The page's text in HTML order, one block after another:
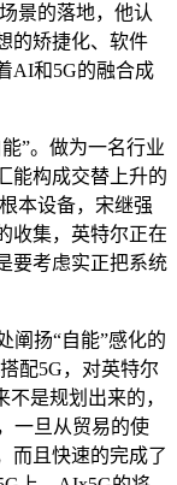
景的落地，他认
的矫捷化、软件
AI和5G的融合成
”。做为一名行业
能构成交替上升的
本设备，宋继强
收集，英特尔正在
要考虑实正把系统
扬“自能”感化的
配5G，对英特尔
是规划出来的，
一旦从贸易的使
而且快速的完成了